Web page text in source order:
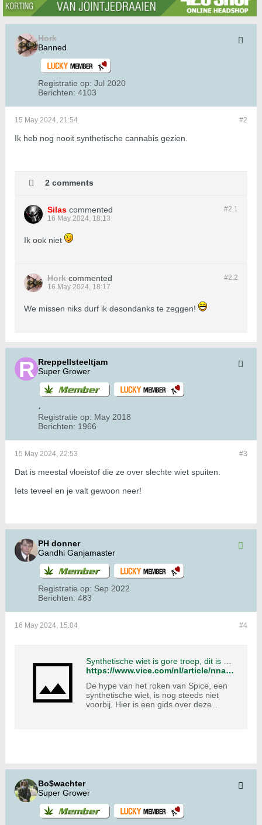
Hork
Banned
Registratie op: Jul 2020
Berichten: 4103
#2
15 May 2024, 21:54
Ik heb nog nooit synthetische cannabis gezien.
2 comments
#2.1
Silas commented
16 May 2024, 18:13
Ik ook niet
#2.2
Hork commented
16 May 2024, 18:17
We missen niks durf ik desondanks te zeggen!
Rreppellsteeltjam
Super Grower
Registratie op: May 2018
Berichten: 1966
#3
15 May 2024, 22:53
Dat is meestal vloeistof die ze over slechte wiet spuiten.
Iets teveel en je valt gewoon neer!
PH donner
Gandhi Ganjamaster
Registratie op: Sep 2022
Berichten: 483
#4
16 May 2024, 15:04
https://www.vice.com/nl/article/nnapbz/wat-is-er-in-godsnaam-aan-de-hand-met-synthetische-wiet-232
De hype van het roken van Spice, een
synthetische wiet, is nog steeds niet
voorbij. Hier is een gids over deze
Bo$wachter
Super Grower